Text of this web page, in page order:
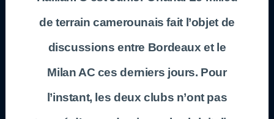
de terrain camerounais fait l’objet de
discussions entre Bordeaux et le
Milan AC ces derniers jours. Pour
l’instant, les deux clubs n’ont pas